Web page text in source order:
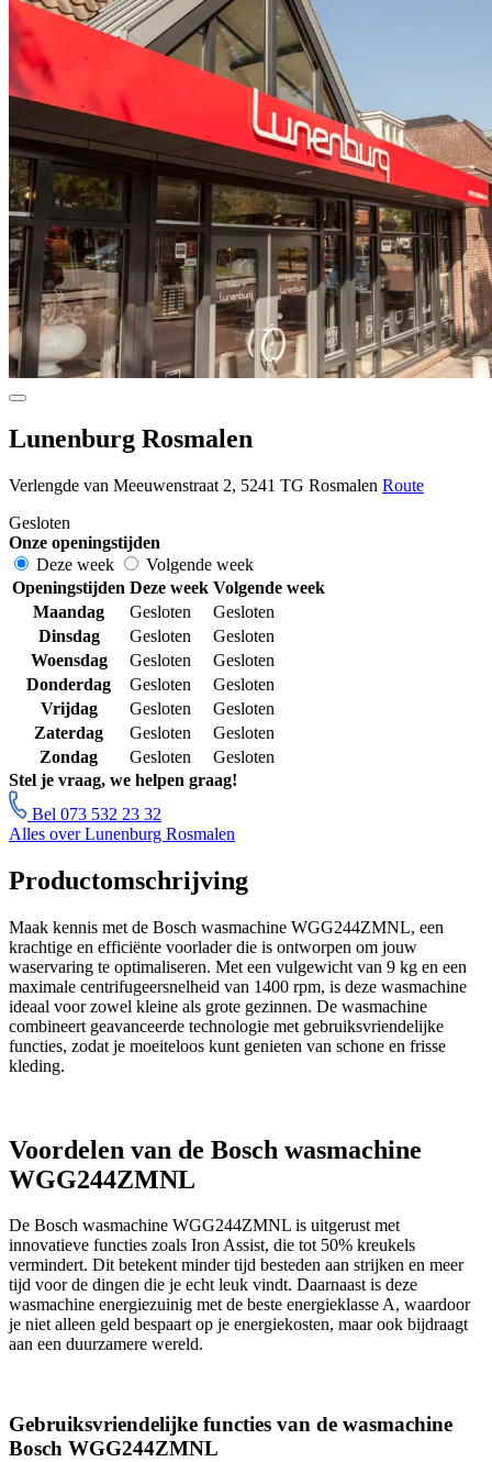
Lunenburg Rosmalen
Verlengde van Meeuwenstraat 2, 5241 TG Rosmalen Route
Gesloten
Onze openingstijden
Deze week
Volgende week
Openingstijden Deze week Volgende week
Maandag
Gesloten
Gesloten
Dinsdag
Gesloten
Gesloten
Woensdag
Gesloten
Gesloten
Donderdag
Gesloten
Gesloten
Vrijdag
Gesloten
Gesloten
Zaterdag
Gesloten
Gesloten
Zondag
Gesloten
Gesloten
Stel je vraag, we helpen graag!
Bel 073 532 23 32
Alles over Lunenburg Rosmalen
Productomschrijving
Maak kennis met de Bosch wasmachine WGG244ZMNL, een
krachtige en efficiënte voorlader die is ontworpen om jouw
waservaring te optimaliseren. Met een vulgewicht van 9 kg en een
maximale centrifugeersnelheid van 1400 rpm, is deze wasmachine
ideaal voor zowel kleine als grote gezinnen. De wasmachine
combineert geavanceerde technologie met gebruiksvriendelijke
functies, zodat je moeiteloos kunt genieten van schone en frisse
kleding.
Voordelen van de Bosch wasmachine
WGG244ZMNL
De Bosch wasmachine WGG244ZMNL is uitgerust met
innovatieve functies zoals Iron Assist, die tot 50% kreukels
vermindert. Dit betekent minder tijd besteden aan strijken en meer
tijd voor de dingen die je echt leuk vindt. Daarnaast is deze
wasmachine energiezuinig met de beste energieklasse A, waardoor
je niet alleen geld bespaart op je energiekosten, maar ook bijdraagt
aan een duurzamere wereld.
Gebruiksvriendelijke functies van de wasmachine
Bosch WGG244ZMNL